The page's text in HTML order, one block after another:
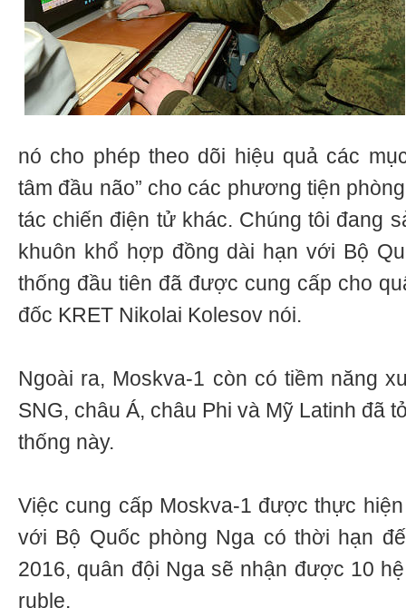
nó cho phép theo dõi hiệu quả các
tâm đầu não” cho các phương tiện
tác chiến điện tử khác. Chúng tôi đang
khuôn khổ hợp đồng dài hạn với Bộ
thống đầu tiên đã được cung cấp cho
đốc KRET Nikolai Kolesov nói.
Ngoài ra, Moskva-1 còn có tiềm năng
SNG, châu Á, châu Phi và Mỹ Latinh đã
thống này.
Việc cung cấp Moskva-1 được thực
với Bộ Quốc phòng Nga có thời hạn
2016, quân đội Nga sẽ nhận được 10
ruble.